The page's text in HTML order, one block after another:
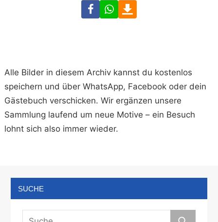
FacebookWhatsApp
Alle Bilder in diesem Archiv kannst du kostenlos
speichern und über WhatsApp, Facebook oder dein
Gästebuch verschicken. Wir ergänzen unsere
Sammlung laufend um neue Motive – ein Besuch
lohnt sich also immer wieder.
SUCHE